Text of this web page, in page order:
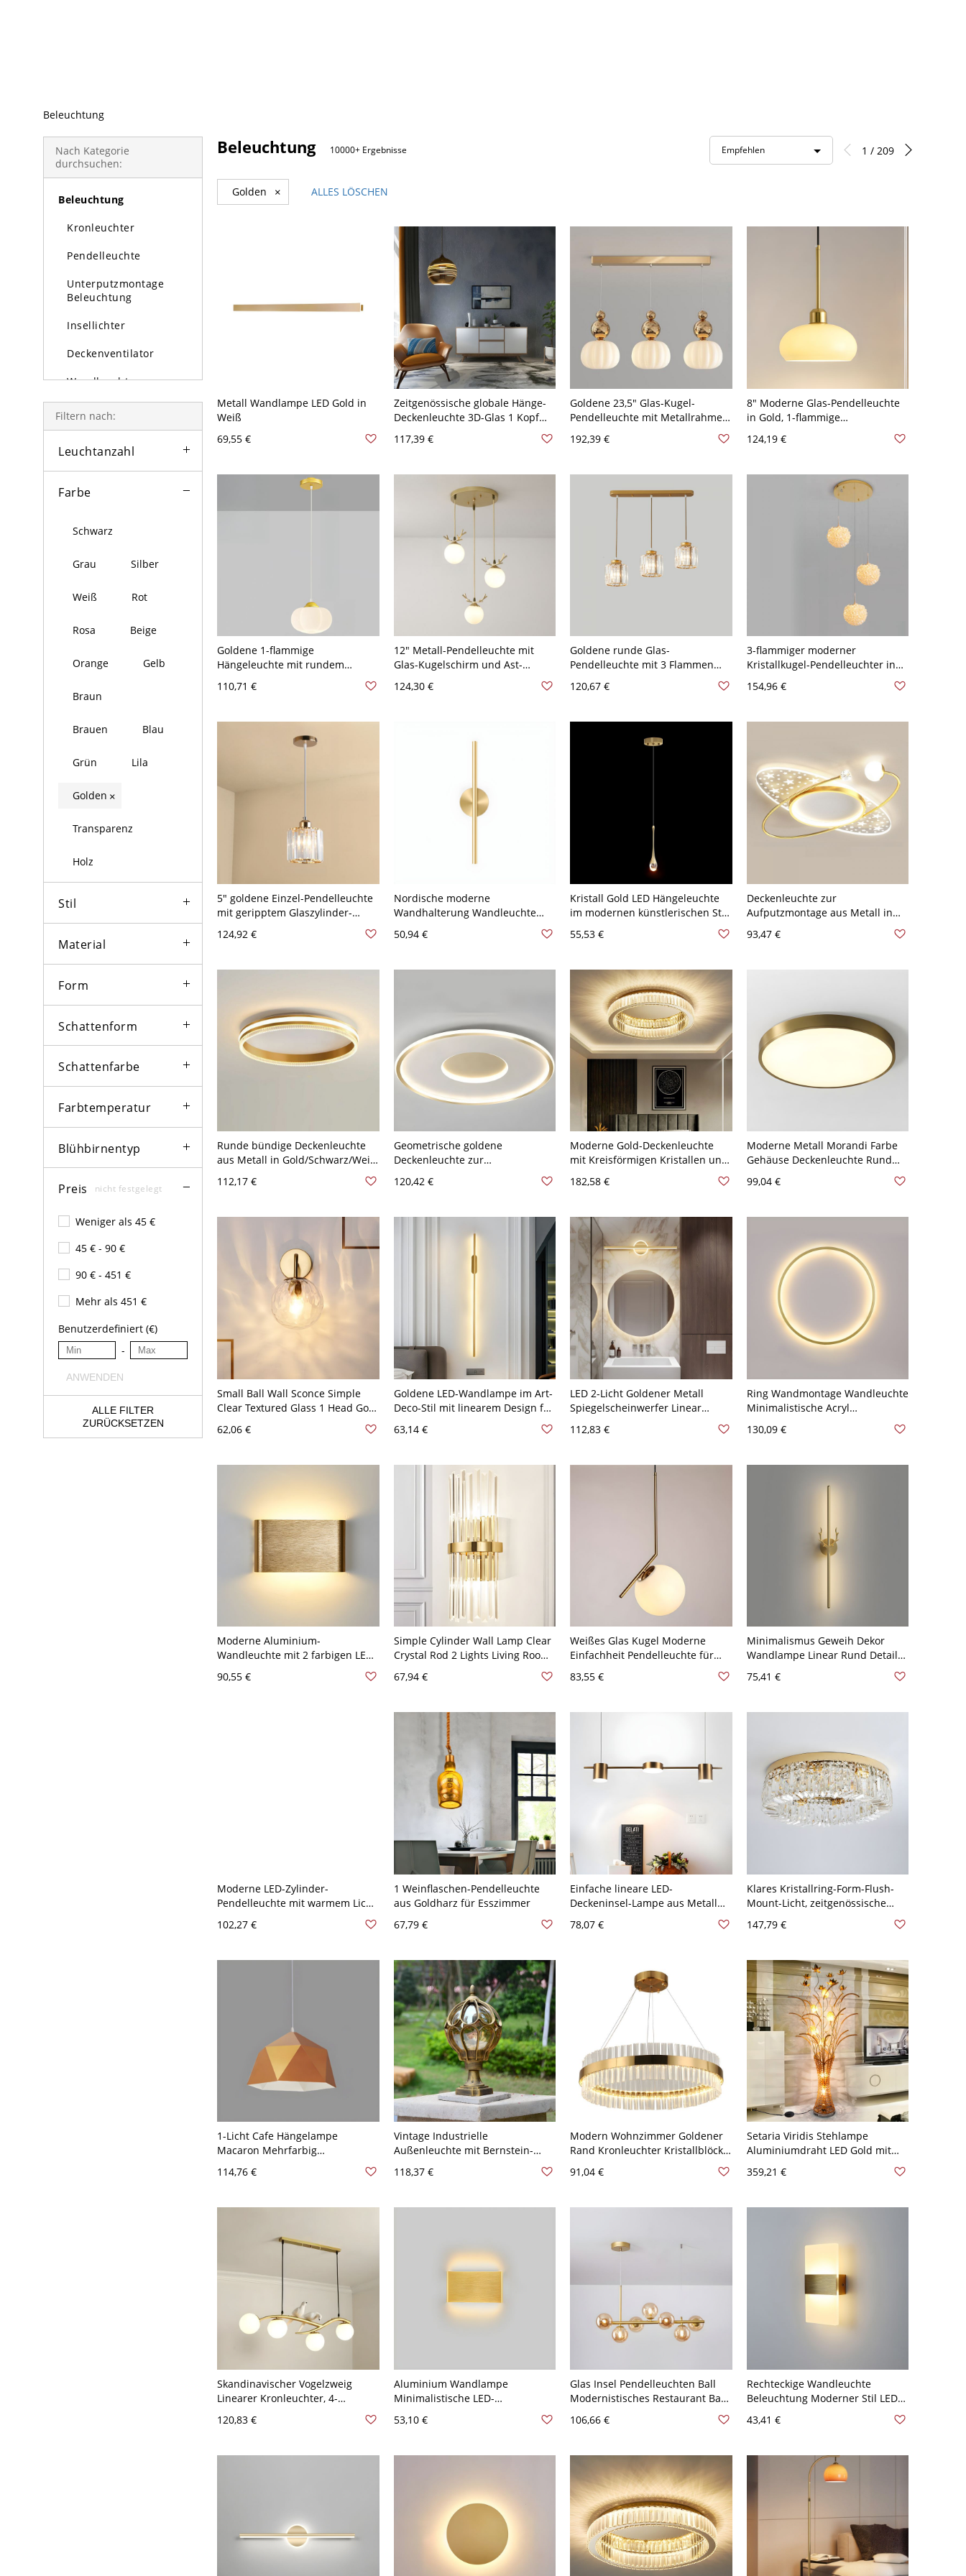
Beleuchtung
Nach Kategorie
durchsuchen:
Beleuchtung
Kronleuchter
Pendelleuchte
Unterputzmontage
Beleuchtung
Insellichter
Deckenventilator
Wandleuchten
Tischlampe und
Stehlampe
Außenleuchten
Filtern nach:
Leuchtanzahl
Farbe
Schwarz
Grau Silber
Weiß Rot
Rosa Beige
Orange Gelb
Braun
Brauen Blau
Grün Lila
Golden ×
Transparenz
Holz
Stil
Material
Form
Schattenform
Schattenfarbe
Farbtemperatur
Blühbirnentyp
Preis nicht festgelegt
Weniger als 45 €
45 € - 90 €
90 € - 451 €
Mehr als 451 €
Benutzerdefiniert (€)
-
ANWENDEN
ALLE FILTER
ZURÜCKSETZEN
Beleuchtung 10000+ Ergebnisse Empfehlen 1 / 209
Golden × ALLES LÖSCHEN
Metall Wandlampe LED Gold in
Weiß
69,55 €
Zeitgenössische globale Hänge-
Deckenleuchte 3D-Glas 1 Kopf
Pendelleuchte in Gold, 6" breit
117,39 €
Goldene 23,5″ Glas-Kugel-
Pendelleuchte mit Metallrahmen
und dekorative
192,39 €
8" Moderne Glas-Pendelleuchte
in Gold, 1-flammige
Kücheninsel oder kleinen
124,19 €
Goldene 1-flammige
Hängeleuchte mit rundem
Kunststoffschirm für
Nachttischleuchte
110,71 €
12" Metall-Pendelleuchte mit
Glas-Kugelschirm und Ast-
Akzent, dekorative Deckenleuchte
für Essecken, Eingangsbereiche
124,30 €
Goldene runde Glas-
Pendelleuchte mit 3 Flammen
hängende Deckenleuchte für
120,67 €
3-flammiger moderner
Kristallkugel-Pendelleuchter in
Deckenrosette mit verstellbaren
154,96 €
5" goldene Einzel-Pendelleuchte
mit geripptem Glaszylinder-
Deckenhalterung für
Nachttischbeleuchtung
124,92 €
Nordische moderne
Wandhalterung Wandleuchte
Wohnzimmer einfache LED lange
Streifen Wandlampe Vorrichtung
cm
50,94 €
Kristall Gold LED Hängeleuchte
im modernen künstlerischen Stil
Licht für Schlafzimmer - 110V-
55,53 €
Deckenleuchte zur
Aufputzmontage aus Metall in
Gold/Schwarz mit Acrylschirm -
Golden 110V-120V Dreistufiges
93,47 €
Runde bündige Deckenleuchte
aus Metall in Gold/Schwarz/Weiß
mit Acryl-Lampenschirm - Golden
110V-120V Dreistufiges Dimmen
112,17 €
Geometrische goldene
Deckenleuchte zur
Silikongel-Schirm für
cm Rund Weißlicht
120,42 €
Moderne Gold-Deckenleuchte
mit Kreisförmigen Kristallen und
59,69 cm
182,58 €
Moderne Metall Morandi Farbe
Gehäuse Deckenleuchte Rund
Schirm LED 1-Licht Deckenlampe
- Golden 110V-120V 22,86 cm
99,04 €
Small Ball Wall Sconce Simple
Clear Textured Glass 1 Head Gold
Arm Wall Light Fixture - Golden
110V-120V
62,06 €
Goldene LED-Wandlampe im Art-
Deco-Stil mit linearem Design für
Golden 59,69 cm Warm Rechteck
63,14 €
LED 2-Licht Goldener Metall
Spiegelscheinwerfer Linear
110V-120V Golden 40,64 cm
112,83 €
Ring Wandmontage Wandleuchte
Minimalistische Acryl
Hintergrundbeleuchtung - 110V-
130,09 €
Moderne Aluminium-
Wandleuchte mit 2 farbigen LED-
110V-120V Golden 16,51 cm
90,55 €
Simple Cylinder Wall Lamp Clear
Crystal Rod 2 Lights Living Room
Sconce Lighting Fixture in Gold -
Golden 110V-120V
67,94 €
Weißes Glas Kugel Moderne
Einfachheit Pendelleuchte für
Wohnzimmer Winkel Metallstab
1-Kopf Pendellampe - 110V-120V
83,55 €
Minimalismus Geweih Dekor
Wandlampe Linear Rund Detail
Wandleuchte - 110V-120V Golden
75,41 €
Moderne LED-Zylinder-
Pendelleuchte mit warmem Licht
und einstellbarer Aufhängelänge
- 110V-120V Golden 30,48 cm
102,27 €
1 Weinflaschen-Pendelleuchte
aus Goldharz für Esszimmer
67,79 €
Einfache lineare LED-
Deckeninsel-Lampe aus Metall
Wohnzimmer in Gold, weißem
78,07 €
Klares Kristallring-Form-Flush-
Mount-Licht, zeitgenössische
einfache LED-Deckenlampe für
Esszimmer - Golden 110V-120V 6
147,79 €
1-Licht Cafe Hängelampe
Macaron Mehrfarbig
geometrischem Metallschirm -
114,76 €
Vintage Industrielle
Außenleuchte mit Bernstein-
Glasglobus & Wetterfester Käfig -
Golden 27,94 cm 110V-120V
118,37 €
Modern Wohnzimmer Goldener
Rand Kronleuchter Kristallblöcke
Reifen LED 1-Licht Pendelleuchte
- 110V-120V Golden 40,64 cm
91,04 €
Setaria Viridis Stehlampe
Aluminiumdraht LED Gold mit
Wohnzimmerdekoration - 110V-
359,21 €
Skandinavischer Vogelzweig
Linearer Kronleuchter, 4-
Pendelleuchte - 110V-120V
120,83 €
Aluminium Wandlampe
Minimalistische LED-
Deckenleuchte für Wohnzimmer
- 110V-120V Golden 16,51 cm
53,10 €
Glas Insel Pendelleuchten Ball
Modernistisches Restaurant Bar
Golden 7 Bernstein
106,66 €
Rechteckige Wandleuchte
Beleuchtung Moderner Stil LED
Metall Wandmontierte Lampe -
110V-120V Golden 20,32 cm
43,41 €